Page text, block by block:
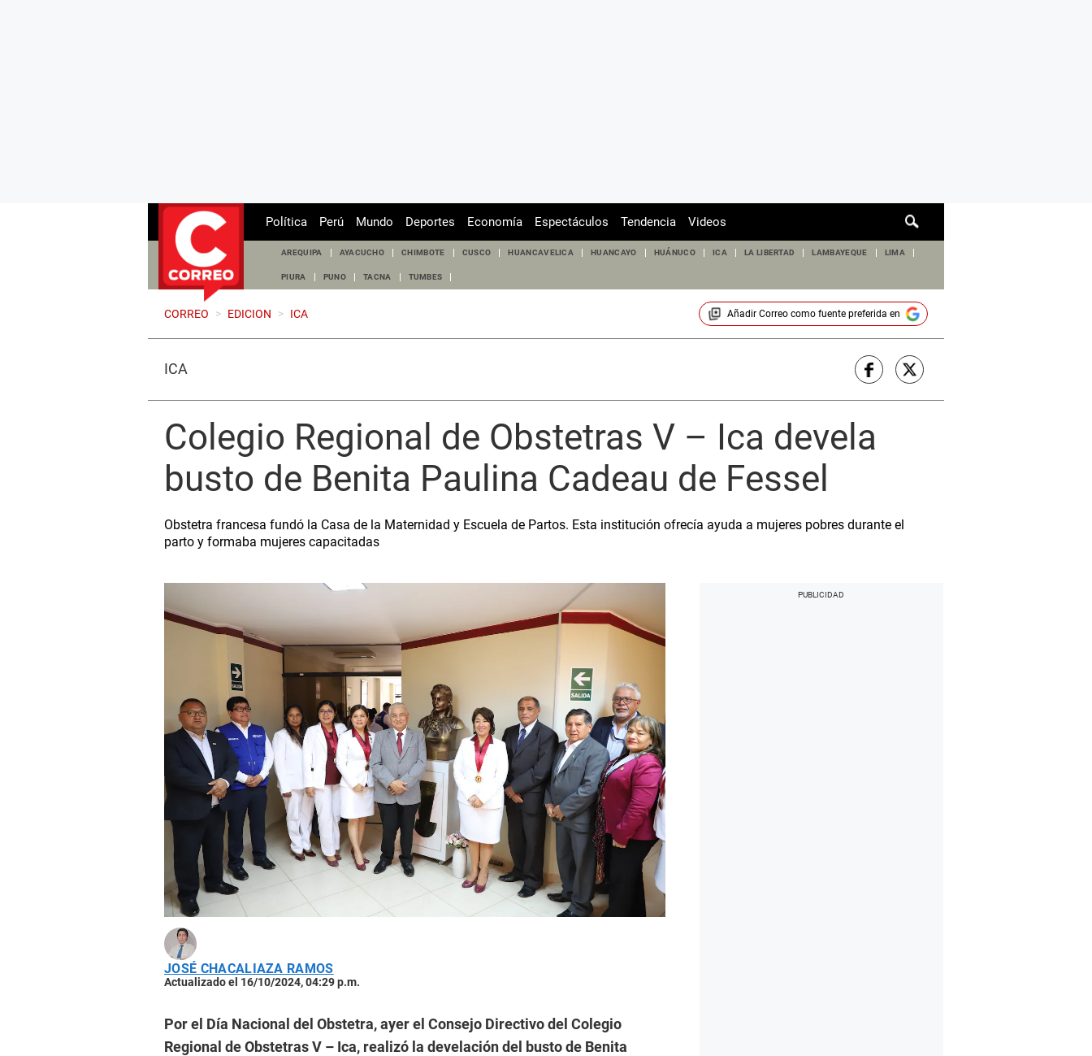
de
Política Perú Mundo Deportes Economía Espectáculos Tendencia Videos
AREQUIPA AYACUCHO CHIMBOTE CUSCO HUANCAVELICA HUANCAYO HUÁNUCO ICA LA LIBERTAD LAMBAYEQUE LIMA
PIURA PUNO TACNA TUMBES
CORREO > EDICION > ICA Añadir Correocomo fuente preferida en
ICA
Colegio Regional de Obstetras V – Ica devela
busto de Benita Paulina Cadeau de Fessel
Obstetra francesa fundó la Casa de la Maternidad y Escuela de Partos. Esta institución ofrecía ayuda a mujeres pobres durante el
parto y formaba mujeres capacitadas
JOSÉ CHACALIAZA RAMOS
Actualizado el 16/10/2024, 04:29 p.m.
Por el Día Nacional del Obstetra, ayer el Consejo Directivo del Colegio
Regional de Obstetras V – Ica, realizó la develación del busto de Benita